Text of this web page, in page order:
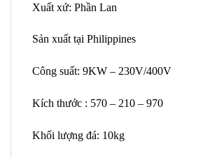
Xuất xứ: Phần Lan
Sản xuất tại Philippines
Công suất: 9KW – 230V/400V
Kích thước : 570 – 210 – 970
Khối lượng đá: 10kg